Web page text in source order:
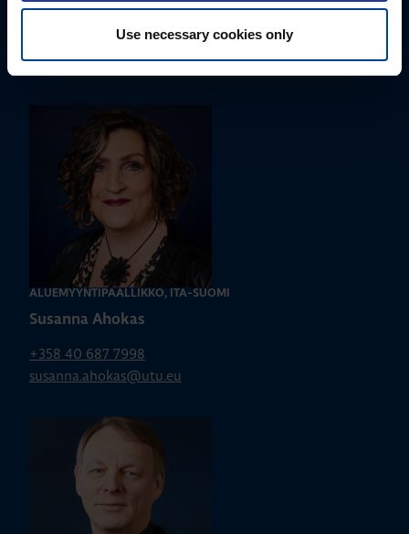
Use necessary cookies only
Jussi Pernaa
+358 50 596 7006
jussi.pernaa@utu.eu
ALUEMYYNTIPÄÄLLIKKÖ, ITÄ-SUOMI
Susanna Ahokas
+358 40 687 7998
susanna.ahokas@utu.eu